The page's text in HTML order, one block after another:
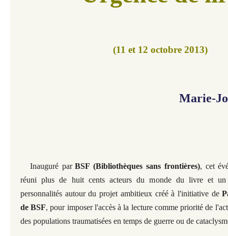
(11 et 12 octobre 2013)
Marie-
Inauguré par BSF (Bibliothèques sans frontières), cet
réuni plus de huit cents acteurs du monde du livre et un
personnalités autour du projet ambitieux créé à l'initiative de
de BSF, pour imposer l'accès à la lecture comme priorité de
des populations traumatisées en temps de guerre ou de